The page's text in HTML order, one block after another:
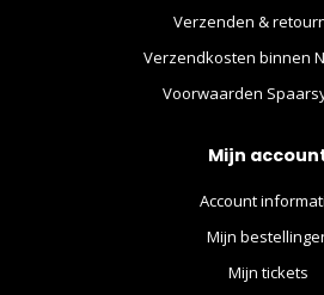
Verzenden &
Verzendkosten binnen
Voorwaarden
Mijn
Account
Mijn
Mijn tickets